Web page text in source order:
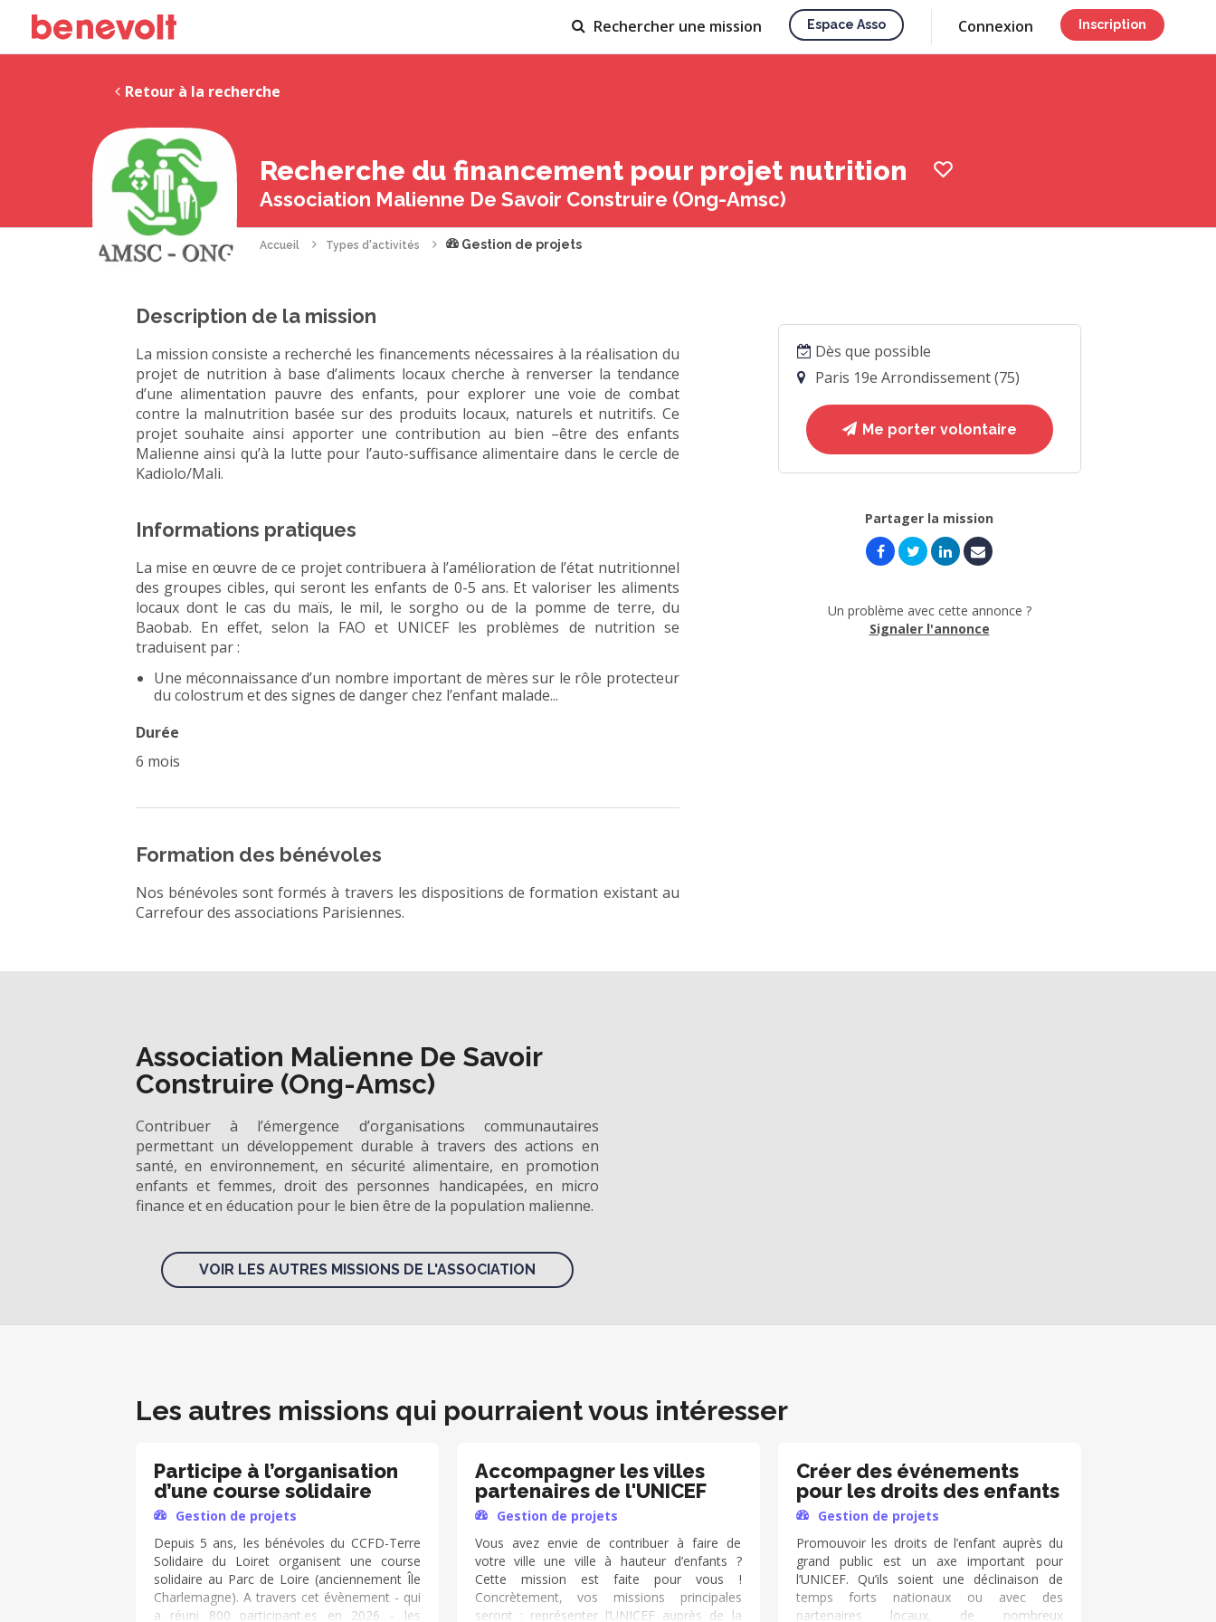
Rechercher une mission Espace Asso Connexion Inscription
Retour à la recherche
Recherche du financement pour projet nutrition
Association Malienne De Savoir Construire (Ong-Amsc)
Accueil Types d'activités Gestion de projets
Description de la mission
La mission consiste a recherché les financements nécessaires à la réalisation du
projet de nutrition à base d’aliments locaux cherche à renverser la tendance
d’une alimentation pauvre des enfants, pour explorer une voie de combat
contre la malnutrition basée sur des produits locaux, naturels et nutritifs. Ce
projet souhaite ainsi apporter une contribution au bien –être des enfants
Malienne ainsi qu’à la lutte pour l’auto-suffisance alimentaire dans le cercle de
Kadiolo/Mali.
Informations pratiques
La mise en œuvre de ce projet contribuera à l’amélioration de l’état nutritionnel
des groupes cibles, qui seront les enfants de 0-5 ans. Et valoriser les aliments
locaux dont le cas du maïs, le mil, le sorgho ou de la pomme de terre, du
Baobab. En effet, selon la FAO et UNICEF les problèmes de nutrition se
traduisent par :
Une méconnaissance d’un nombre important de mères sur le rôle protecteur
du colostrum et des signes de danger chez l’enfant malade...
Durée
6 mois
Formation des bénévoles
Nos bénévoles sont formés à travers les dispositions de formation existant au
Carrefour des associations Parisiennes.
Dès que possible
Paris 19e Arrondissement (75)
Me porter volontaire
Partager la mission
Un problème avec cette annonce ?
Signaler l'annonce
Association Malienne De Savoir
Construire (Ong-Amsc)
Contribuer à l’émergence d’organisations communautaires
permettant un développement durable à travers des actions en
santé, en environnement, en sécurité alimentaire, en promotion
enfants et femmes, droit des personnes handicapées, en micro
finance et en éducation pour le bien être de la population malienne.
VOIR LES AUTRES MISSIONS DE L'ASSOCIATION
Les autres missions qui pourraient vous intéresser
Participe à l’organisation
d’une course solidaire
Gestion de projets
Depuis 5 ans, les bénévoles du CCFD-Terre
Solidaire du Loiret organisent une course
solidaire au Parc de Loire (anciennement Île
Charlemagne). A travers cet évènement - qui
a réuni 800 participant.es en 2026 - les
Accompagner les villes
partenaires de l'UNICEF
Gestion de projets
Vous avez envie de contribuer à faire de
votre ville une ville à hauteur d’enfants ?
Cette mission est faite pour vous !
Concrètement, vos missions principales
seront : représenter l’UNICEF auprès de la
Créer des événements
pour les droits des enfants
Gestion de projets
Promouvoir les droits de l’enfant auprès du
grand public est un axe important pour
l’UNICEF. Qu’ils soient une déclinaison de
temps forts nationaux ou avec des
partenaires locaux, de nombreux